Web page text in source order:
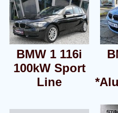
BMW 1 116i
100kW Sport
Line